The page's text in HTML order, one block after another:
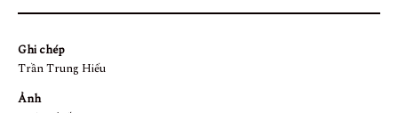
Ghi chép
Trần Trung Hiếu
Ảnh